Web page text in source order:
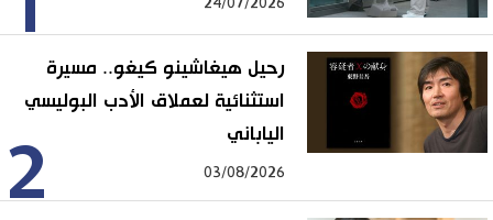
24/07/2026
2
رحيل هيغاشينو كيغو.. مسيرة
استثنائية لعملاق الأدب البوليسي
الياباني
03/08/2026